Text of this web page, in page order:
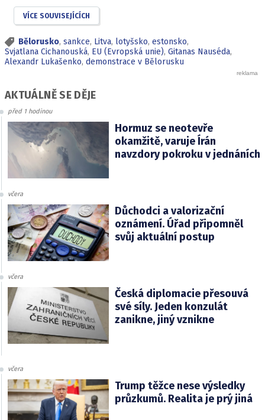
VÍCE SOUVISEJÍCÍCH
Bělorusko, sankce, Litva, lotyšsko, estonsko,
Svjatlana Cichanouská, EU (Evropská unie), Gitanas Nauséda,
Alexandr Lukašenko, demonstrace v Bělorusku
AKTUÁLNĚ SE DĚJE
před 1 hodinou
Hormuz se neotevře
okamžitě, varuje Írán
navzdory pokroku v jednáních
včera
Důchodci a valorizační
oznámení. Úřad připomněl
svůj aktuální postup
včera
Česká diplomacie přesouvá
své síly. Jeden konzulát
zanikne, jiný vznikne
včera
Trump těžce nese výsledky
průzkumů. Realita je prý jiná